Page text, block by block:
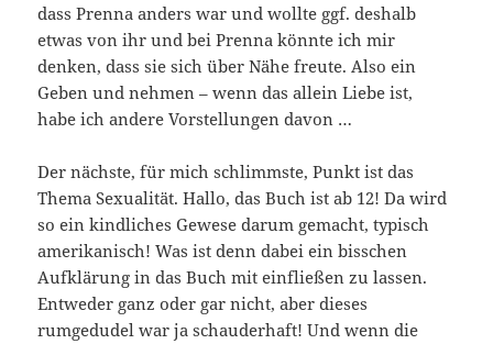
dass Prenna anders war und wollte ggf. deshalb
etwas von ihr und bei Prenna könnte ich mir
denken, dass sie sich über Nähe freute. Also ein
Geben und nehmen – wenn das allein Liebe ist,
habe ich andere Vorstellungen davon …
Der nächste, für mich schlimmste, Punkt ist das
Thema Sexualität. Hallo, das Buch ist ab 12! Da wird
so ein kindliches Gewese darum gemacht, typisch
amerikanisch! Was ist denn dabei ein bisschen
Aufklärung in das Buch mit einfließen zu lassen.
Entweder ganz oder gar nicht, aber dieses
rumgedudel war ja schauderhaft! Und wenn die